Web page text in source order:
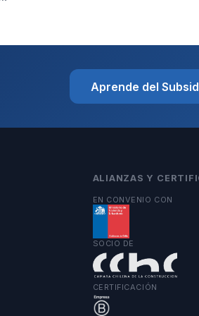
Aprende del
ALIANZAS Y
EN CONVENIO CON
SOCIO DE
CERTIFICACIÓN